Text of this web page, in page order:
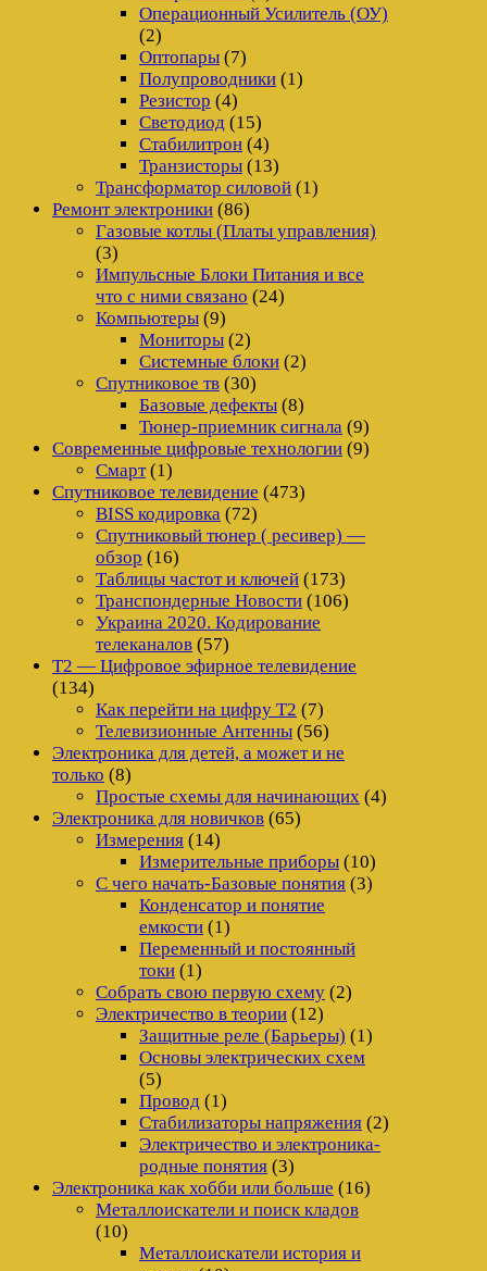
Операционный Усилитель (ОУ)
(2)
Оптопары (7)
Полупроводники (1)
Резистор (4)
Светодиод (15)
Стабилитрон (4)
Транзисторы (13)
Трансформатор силовой (1)
Ремонт электроники (86)
Газовые котлы (Платы управления)
(3)
Импульсные Блоки Питания и все
что с ними связано (24)
Компьютеры (9)
Мониторы (2)
Системные блоки (2)
Спутниковое тв (30)
Базовые дефекты (8)
Тюнер-приемник сигнала (9)
Современные цифровые технологии (9)
Смарт(1)
Спутниковое телевидение (473)
BISS кодировка (72)
Спутниковый тюнер ( ресивер) —
обзор (16)
Таблицы частот и ключей (173)
Транспондерные Новости (106)
Украина 2020. Кодирование
телеканалов (57)
Т2 — Цифровое эфирное телевидение
(134)
Как перейти на цифру Т2 (7)
Телевизионные Антенны (56)
Электроника для детей, а может и не
только (8)
Простые схемы для начинающих (4)
Электроника для новичков (65)
Измерения (14)
Измерительные приборы (10)
С чего начать-Базовые понятия (3)
Конденсатор и понятие
емкости (1)
Переменный и постоянный
токи (1)
Собрать свою первую схему (2)
Электричество в теории (12)
Защитные реле (Барьеры) (1)
Основы электрических схем
(5)
Провод (1)
Стабилизаторы напряжения (2)
Электричество и электроника-
родные понятия (3)
Электроника как хобби или больше (16)
Металлоискатели и поиск кладов
(10)
Металлоискатели история и